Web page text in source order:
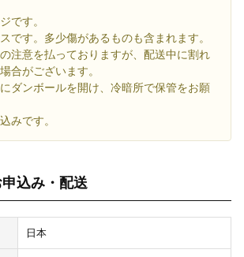
です。
です。多少傷があるものも含まれます。
注意を払っておりますが、配送中に割れ
合がございます。
ダンボールを開け、冷暗所で保管をお願
みです。
込み・配送
日本